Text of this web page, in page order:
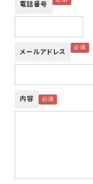
電話番号
メールアドレス
内容